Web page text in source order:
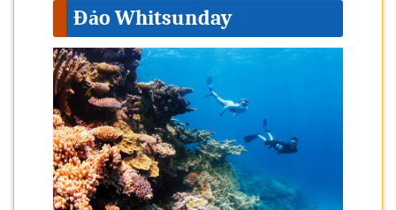
Đảo Whitsunday